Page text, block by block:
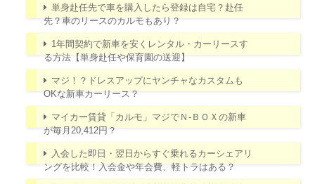
単身赴任先で車を購入したら登録は自宅？赴任
先？車のリースのカルモもあり？
1年間契約で新車を安くレンタル・カーリースす
る方法【単身赴任や保育園の送迎】
マジ！？ドレスアップにヤンチャなカスタムも
OKな新車カーリース？
マイカー賃貸「カルモ」マジでＮ-ＢＯＸの新車
が毎月20,412円？
入会した即日・翌日からすぐ乗れるカーシェアリ
ングを比較！入会金や年会費、軽トラはある？